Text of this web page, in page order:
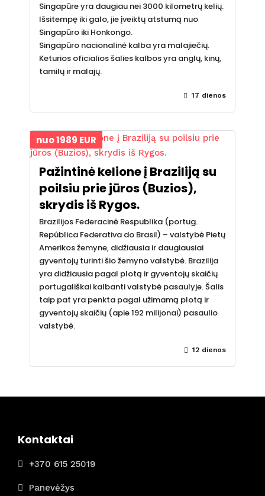
Singapūre yra daugiau nei 3000 kilometrų kelių.
Išsitempę iki galo, jie įveiktų atstumą nuo
Singapūro iki Honkongo.
Singapūro nacionalinė kalba yra malajiečių.
Keturios oficialios šalies kalbos yra anglų, kinų,
tamilų ir malajų.
17 dienos
nuo 1989 EUR
Pažintinė kelione į Braziliją su
poilsiu prie jūros (Buzios),
skrydis iš Rygos.
Brazilijos Federacinė Respublika (portug.
República Federativa do Brasil) – valstybė Pietų
Amerikos žemyne, didžiausia ir daugiausiai
gyventojų turinti šio žemyno valstybė. Brazilija
yra didžiausia pagal plotą ir gyventojų skaičių
portugališkai kalbanti valstybė pasaulyje. Šalis
taip pat yra penkta pagal užimamą plotą ir
gyventojų skaičių (apie 192 milijonai) pasaulio
valstybė.
12 dienos
Kontaktai
+370 615 25019
Panevėžys